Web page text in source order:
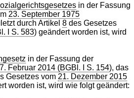
in der Fassung
23. September 1975
durch Artikel8 des Gesetzes
I S. 583) geändert worden ist, wird
in der Fassung der
Februar 2014 (BGBl. I S. 154), das
Gesetzes vom 21. Dezember 2015
worden ist, wird wie folgt geändert: